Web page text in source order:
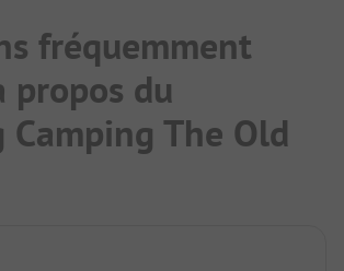
fréquemment
propos du
Camping The Old